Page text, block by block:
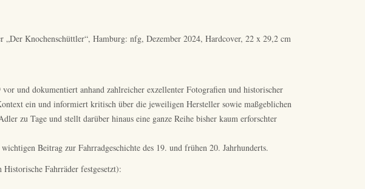
Knochenschüttler“, Hamburg: nfg, Dezember 2024, Hardcover, 22 x 29,2 cm
und dokumentiert anhand zahlreicher exzellenter Fotografien und historischer
ein und informiert kritisch über die jeweiligen Hersteller sowie maßgeblichen
zu Tage und stellt darüber hinaus eine ganze Reihe bisher kaum erforschter
Beitrag zur Fahrradgeschichte des 19. und frühen 20. Jahrhunderts.
Fahrräder festgesetzt):